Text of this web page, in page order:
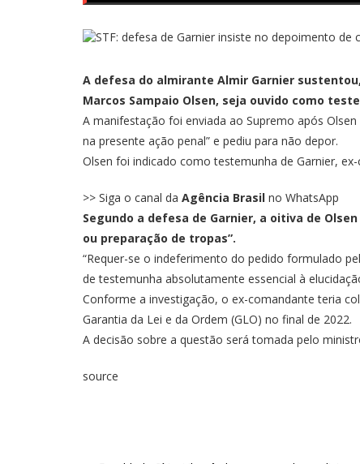
A defesa do almirante Almir Garnier
Marcos Sampaio Olsen, seja ouvido como
A manifestação foi enviada ao Supremo após
na presente ação penal” e pediu para não depor.
Olsen foi indicado como testemunha de Garnier,
>> Siga o canal da Agência Brasil no WhatsApp
Segundo a defesa de Garnier, a oitiva de
ou preparação de tropas”.
“Requer-se o indeferimento do pedido formulado
de testemunha absolutamente essencial à
Conforme a investigação, o ex-comandante teria
Garantia da Lei e da Ordem (GLO) no final de 2022.
A decisão sobre a questão será tomada pelo
source